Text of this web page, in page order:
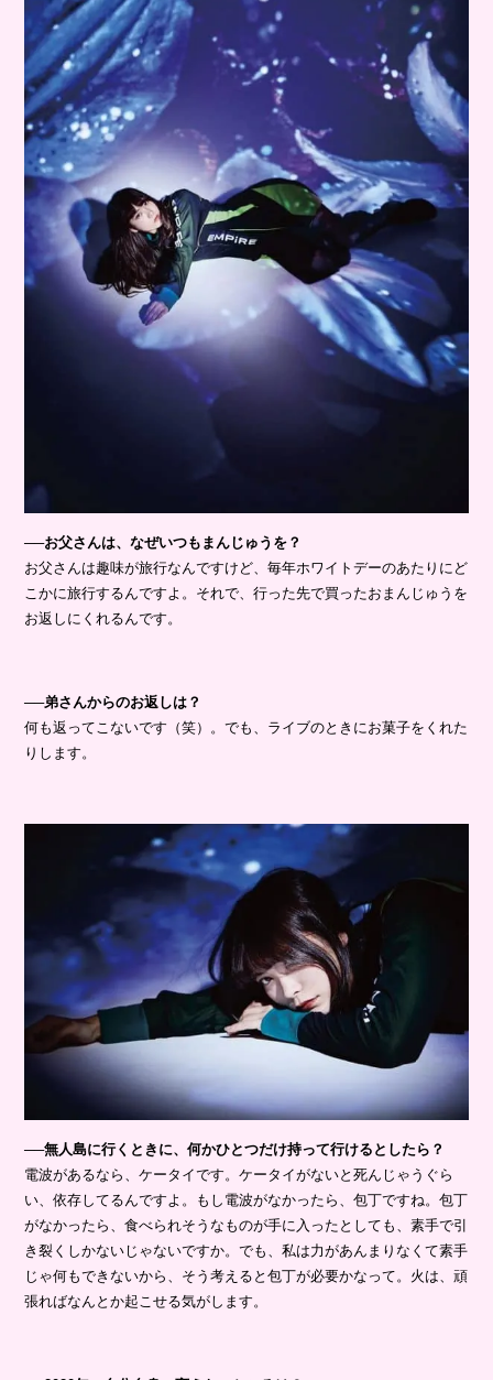
──お父さんは、なぜいつもまんじゅうを？
お父さんは趣味が旅行なんですけど、毎年ホワイトデーのあたりにど
こかに旅行するんですよ。それで、行った先で買ったおまんじゅうを
お返しにくれるんです。
──弟さんからのお返しは？
何も返ってこないです（笑）。でも、ライブのときにお菓子をくれた
りします。
──無人島に行くときに、何かひとつだけ持って行けるとしたら？
電波があるなら、ケータイです。ケータイがないと死んじゃうぐら
い、依存してるんですよ。もし電波がなかったら、包丁ですね。包丁
がなかったら、食べられそうなものが手に入ったとしても、素手で引
き裂くしかないじゃないですか。でも、私は力があんまりなくて素手
じゃ何もできないから、そう考えると包丁が必要かなって。火は、頑
張ればなんとか起こせる気がします。